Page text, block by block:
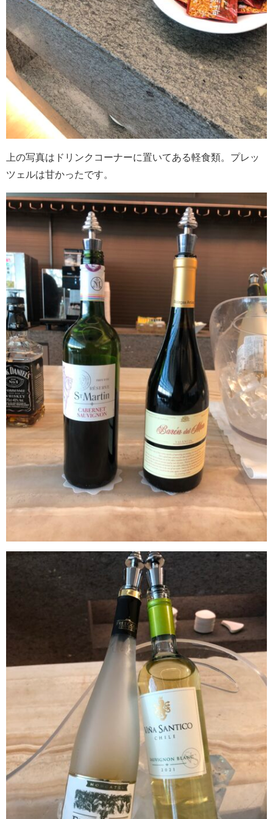
上の写真はドリンクコーナーに置いてある軽食類。プレッ
ツェルは甘かったです。